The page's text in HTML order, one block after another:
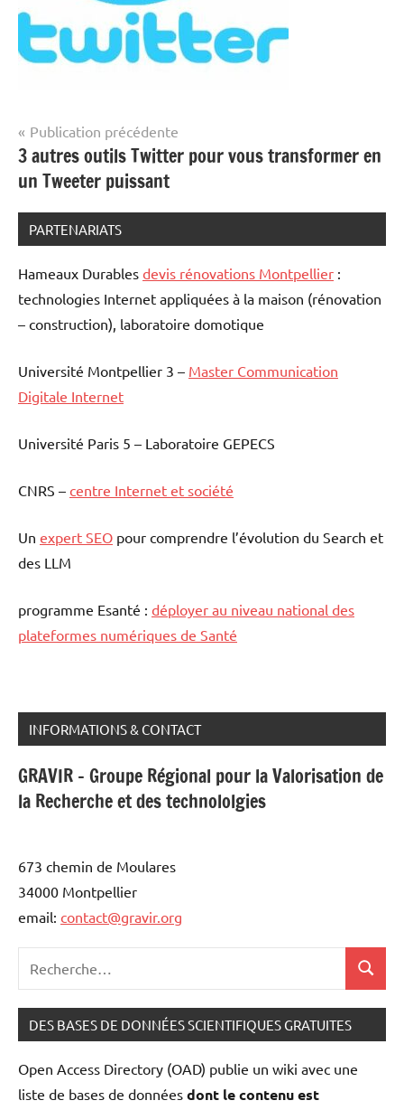
Navigation
de
l’article
Publication précédente
3 autres outils Twitter pour vous transformer en
un Tweeter puissant
PARTENARIATS
Hameaux Durables devis rénovations Montpellier :
technologies Internet appliquées à la maison (rénovation
– construction), laboratoire domotique
Université Montpellier 3 – Master Communication
Digitale Internet
Université Paris 5 – Laboratoire GEPECS
CNRS – centre Internet et société
Un expert SEO pour comprendre l’évolution du Search et
des LLM
programme Esanté : déployer au niveau national des
plateformes numériques de Santé
INFORMATIONS & CONTACT
GRAVIR - Groupe Régional pour la Valorisation de
la Recherche et des technololgies
673 chemin de Moulares
34000 Montpellier
email: contact@gravir.org
:
DES BASES DE DONNÉES SCIENTIFIQUES GRATUITES
Open Access Directory (OAD) publie un wiki avec une
liste de bases de données dont le contenu est